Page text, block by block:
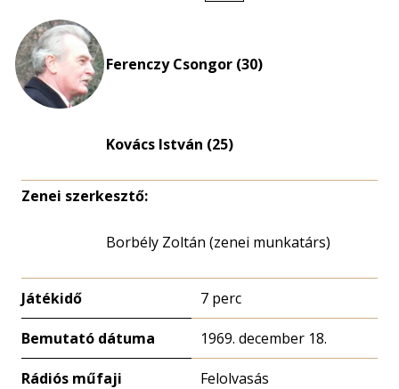
Ferenczy Csongor (30)
Kovács István (25)
Zenei szerkesztő:
Borbély Zoltán (zenei munkatárs)
Játékidő 7 perc
Bemutató dátuma 1969. december 18.
Rádiós műfaji
Felolvasás